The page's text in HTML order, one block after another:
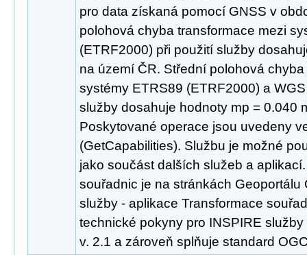
pro data získaná pomocí GNSS v
polohová chyba transformace mezi
(ETRF2000) při použití služby
na území ČR. Střední polohová
systémy ETRS89 (ETRF2000) a
služby dosahuje hodnoty mp = 0.040
Poskytované operace jsou uvedeny
(GetCapabilities). Službu je možné
jako součást dalších služeb a
souřadnic je na stránkách Geoportálu
služby - aplikace Transformace
technické pokyny pro INSPIRE
v. 2.1 a zároveň splňuje standard